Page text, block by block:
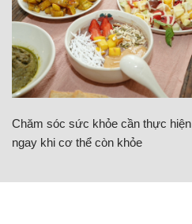
Chăm sóc sức khỏe cần thực hiện
ngay khi cơ thể còn khỏe